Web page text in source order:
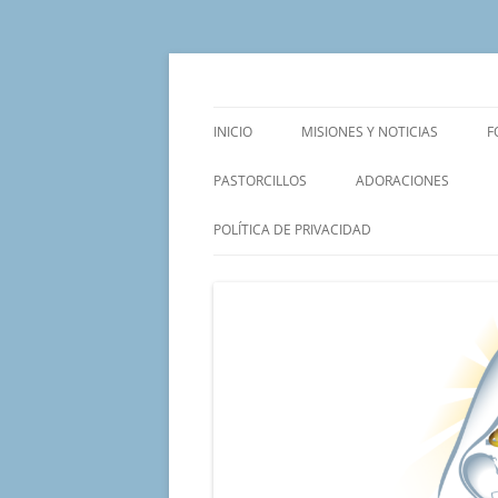
Saltar
INICIO MISIONES Y NOTICIAS
PASTORCILLOS ADORACIONES
POLÍTICA DE PRIVACIDAD